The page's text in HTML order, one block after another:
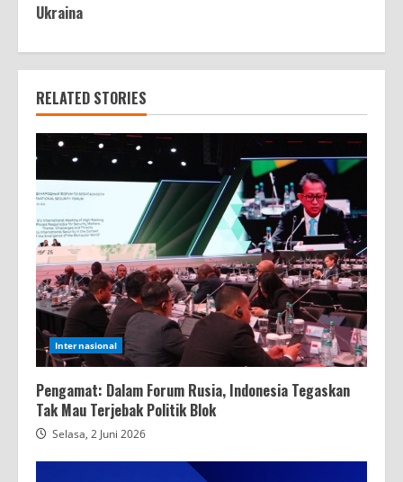
Ukraina
RELATED STORIES
Internasional
Pengamat: Dalam Forum Rusia, Indonesia Tegaskan
Tak Mau Terjebak Politik Blok
Selasa, 2 Juni 2026